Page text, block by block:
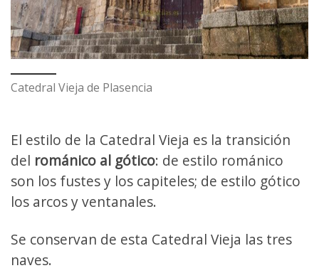
Catedral Vieja de Plasencia
El estilo de la Catedral Vieja es la transición
del románico al gótico: de estilo románico
son los fustes y los capiteles; de estilo gótico
los arcos y ventanales.
Se conservan de esta Catedral Vieja las tres
naves.